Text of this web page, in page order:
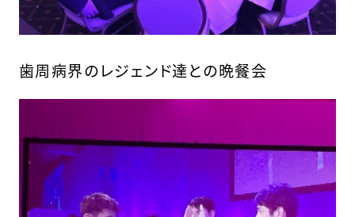
歯周病界のレジェンド達との晩餐会